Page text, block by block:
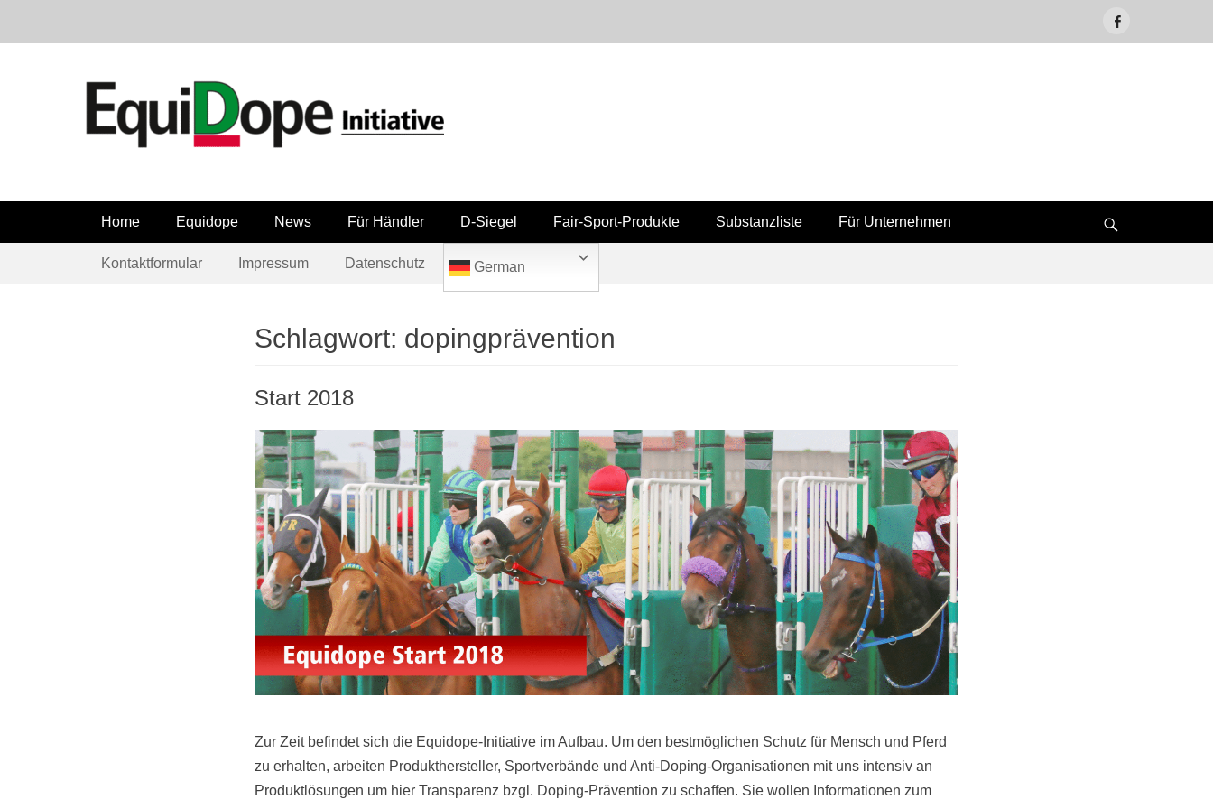
Equidope Initiative
Hauptmenü
Weiter
Inhalt
Home Equidope News Für Händler D-Siegel Fair-Sport-Produkte Substanzliste Für Unternehmen
Submenü
Weiter
Kontaktformular Impressum Datenschutz German
Schlagwort: dopingprävention
Start 2018
Zur Zeit befindet sich die Equidope-Initiative im Aufbau. Um den bestmöglichen Schutz für Mensch und Pferd
zu erhalten, arbeiten Produkthersteller, Sportverbände und Anti-Doping-Organisationen mit uns intensiv an
Produktlösungen um hier Transparenz bzgl. Doping-Prävention zu schaffen. Sie wollen Informationen zum